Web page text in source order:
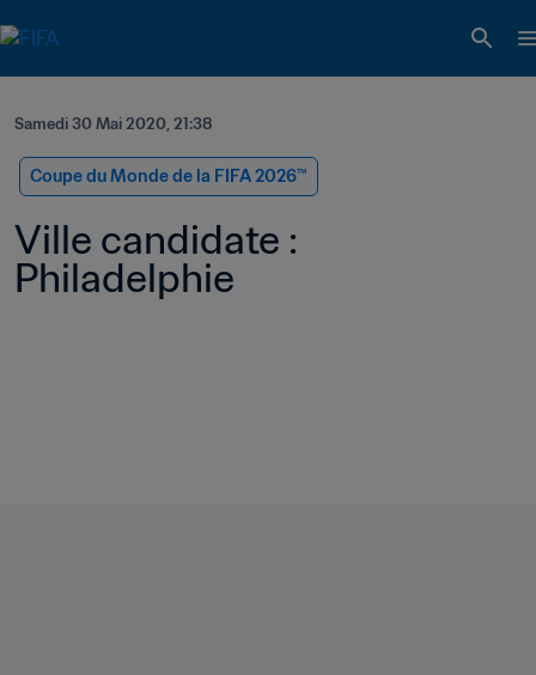
Samedi 30 Mai 2020, 21:38
Coupe du Monde de la FIFA 2026™
Ville candidate :
Philadelphie